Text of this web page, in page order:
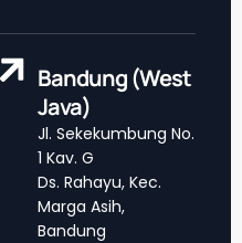
Bandung (West
Java)
Jl. Sekekumbung No.
1 Kav. G
Ds. Rahayu, Kec.
Marga Asih,
Bandung